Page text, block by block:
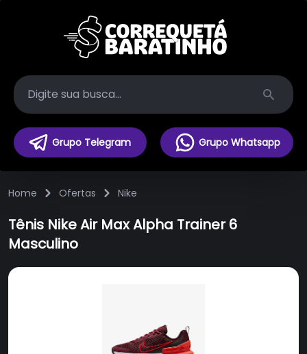
Search
Grupo Telegram Grupo Whatsapp
Home Ofertas Nike
Tênis Nike Air Max Alpha Trainer 6
Masculino